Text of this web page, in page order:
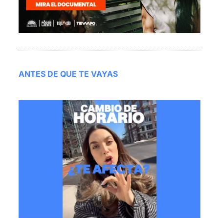
ANTES DE QUE TE VAYAS